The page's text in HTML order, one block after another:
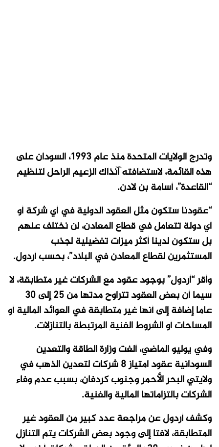
وتدرج الولايات المتحدة منذ عام 1993، السودان على
هذه القائمة، لاستضافته آنذاك الزعيم الراحل لتنظيم
“القاعدة”، أسامة بن لادن.
“عقودنا ستكون مثل العقود الدولية في أي شركة أو
أي دولة تتعامل في قطاع المعادن، لن نختلف عنهم
بل ستكون لدينا أكثر ميزات تفضيلية لجذب
المستثمرين لقطاع المعادن في البلاد”، بحسب أردول.
وأقر “أردول” بوجود عقود مع الشركات غير متطابقة، لا
سيما أن بعض العقود تتراوح مدتها من 25 إلى 30
عاما إضافة إلى أنها غير متطابقة في العوائد المالية أو
المساحات أو الشروط الفنية المرتبطة بالتنازلات.
وفي يوليو الماضي، ألغت وزارة الطاقة والتعدين
السودانية عقود امتياز 8 شركات لتعدين الذهب في
ولايتي البحر الأحمر وجنوب كردفان، بسبب عدم وفاء
الشركات بالتزاماتها المالية والفنية.
وكشف أردول عن مراجعة عدد كبير من العقود غير
المتطابقة، لافتا إلى وجود بعض الشركات يتم التنازل